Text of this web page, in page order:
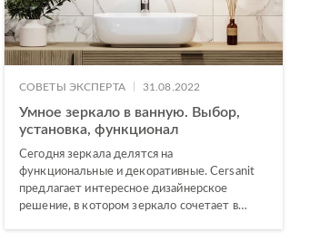
СОВЕТЫ ЭКСПЕРТА 31.08.2022
Умное зеркало в ванную. Выбор,
установка, функционал
Сегодня зеркала делятся на
функциональные и декоративные. Cersanit
предлагает интересное дизайнерское
решение, в котором зеркало сочетает в…